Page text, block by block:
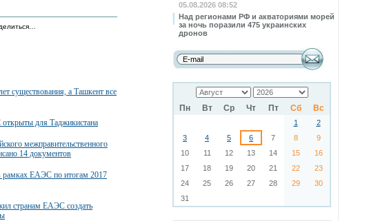
05.08.2026 08:52
Над регионами РФ и акваториями морей
за ночь поразили 475 украинских
дронов
Пн Вт Ср Чт Пт Сб Вс
1
2
3
4 5 6 7 8
9
10
11 12 13 14 15
16
17
18 19 20 21 22
23
24
25 26 27 28 29
30
31
существования, а Ташкент все
для Таджикистана
межправительственного
14 документов
рамках ЕАЭС по итогам 2017
странам ЕАЭС создать